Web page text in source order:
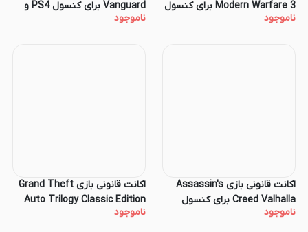
Modern Warfare 3 برای کنسول
PS4 و PS5
ناموجود
Vanguard برای کنسول PS4 و
PS5
ناموجود
اکانت قانونی بازی Assassin's
Creed Valhalla برای کنسول
PS4 و PS5
ناموجود
اکانت قانونی بازی Grand Theft
Auto Trilogy Classic Edition
برای کنسول PS4 و PS5
ناموجود